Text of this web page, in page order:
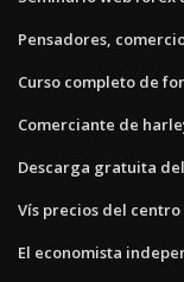
Pensadores,
Curso completo de
Comerciante de
Descarga gratuita
Vís precios del
El economista